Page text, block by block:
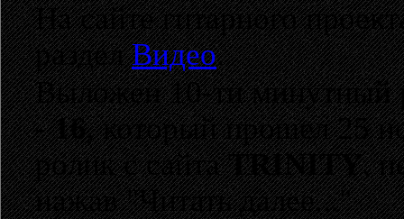
На сайте гитарного
разделВидео.
Выложен 10-ти минутный
- 16, который прошел 25
ролик с сайтаTRINITY,
нажав "Читать далее..."